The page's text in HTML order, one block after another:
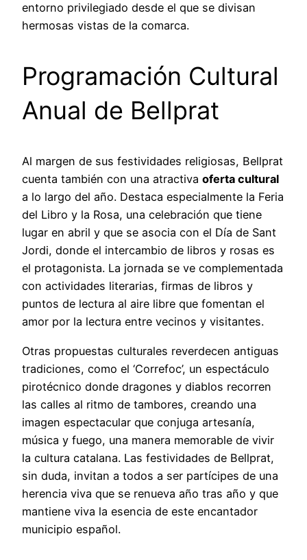
entorno privilegiado desde el que se divisan
hermosas vistas de la comarca.
Programación Cultural
Anual de Bellprat
Al margen de sus festividades religiosas, Bellprat
cuenta también con una atractiva oferta cultural
a lo largo del año. Destaca especialmente la Feria
del Libro y la Rosa, una celebración que tiene
lugar en abril y que se asocia con el Día de Sant
Jordi, donde el intercambio de libros y rosas es
el protagonista. La jornada se ve complementada
con actividades literarias, firmas de libros y
puntos de lectura al aire libre que fomentan el
amor por la lectura entre vecinos y visitantes.
Otras propuestas culturales reverdecen antiguas
tradiciones, como el ‘Correfoc’, un espectáculo
pirotécnico donde dragones y diablos recorren
las calles al ritmo de tambores, creando una
imagen espectacular que conjuga artesanía,
música y fuego, una manera memorable de vivir
la cultura catalana. Las festividades de Bellprat,
sin duda, invitan a todos a ser partícipes de una
herencia viva que se renueva año tras año y que
mantiene viva la esencia de este encantador
municipio español.